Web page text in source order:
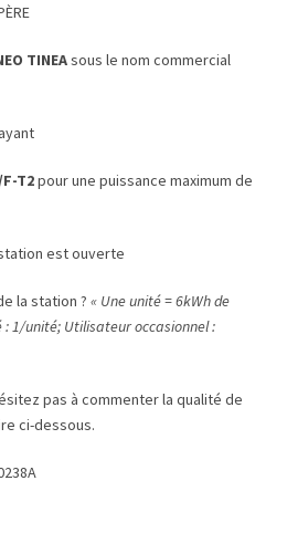
TINEAsous le nom commercial
F-T2pour une puissance maximum de
est ouverte
la station ? « Une unité = 6kWh de
1/unité; Utilisateur occasionnel :
pas à commenter la qualité de
ci-dessous.